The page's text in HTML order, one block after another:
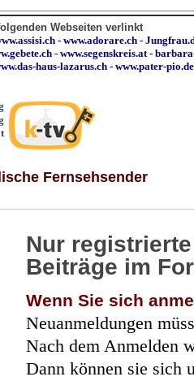
Webseiten verlinkt
- www.adorare.ch -
- www.segenskreis.at -
haus-lazarus.ch - www.pater-pio.de
Fernsehsender
Nur
Beiträge im
Wenn Sie sich
Neuanmeldungen
Nach dem Anmelden
Dann können sie sich